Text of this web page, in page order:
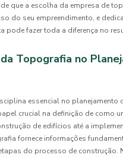
que a escolha da empresa de
do seu empreendimento, e
pode fazer toda a diferença no
Topografia no
essencial no planejamento
crucial na definição de como
de edifícios até a
fornece informações
do processo de construção.